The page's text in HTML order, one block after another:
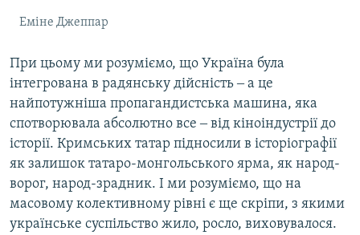
Еміне Джеппар
При цьому ми розуміємо, що Україна була
інтегрована в радянську дійсність ‒ а це
найпотужніша пропагандистська машина, яка
спотворювала абсолютно все ‒ від кіноіндустрії до
історії. Кримських татар підносили в історіографії
як залишок татаро-монгольського ярма, як народ-
ворог, народ-зрадник. І ми розуміємо, що на
масовому колективному рівні є ще скріпи, з якими
українське суспільство жило, росло, виховувалося.